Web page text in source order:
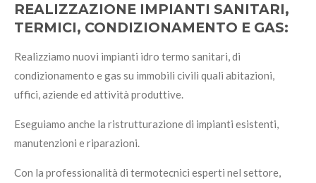
REALIZZAZIONE IMPIANTI SANITARI,
TERMICI, CONDIZIONAMENTO E GAS:
Realizziamo nuovi impianti idro termo sanitari, di
condizionamento e gas su immobili civili quali abitazioni,
uffici, aziende ed attività produttive.
Eseguiamo anche la ristrutturazione di impianti esistenti,
manutenzioni e riparazioni.
Con la professionalità di termotecnici esperti nel settore,